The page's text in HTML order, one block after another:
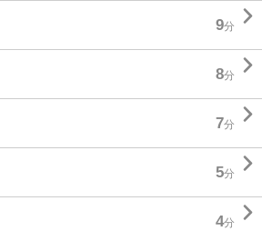
9分 
8分 
7分 
5分 
4分 